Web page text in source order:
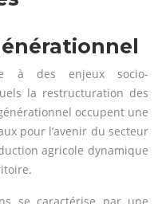
à des enjeux socio-
la restructuration des
occupent une
pour l’avenir du secteur
agricole dynamique